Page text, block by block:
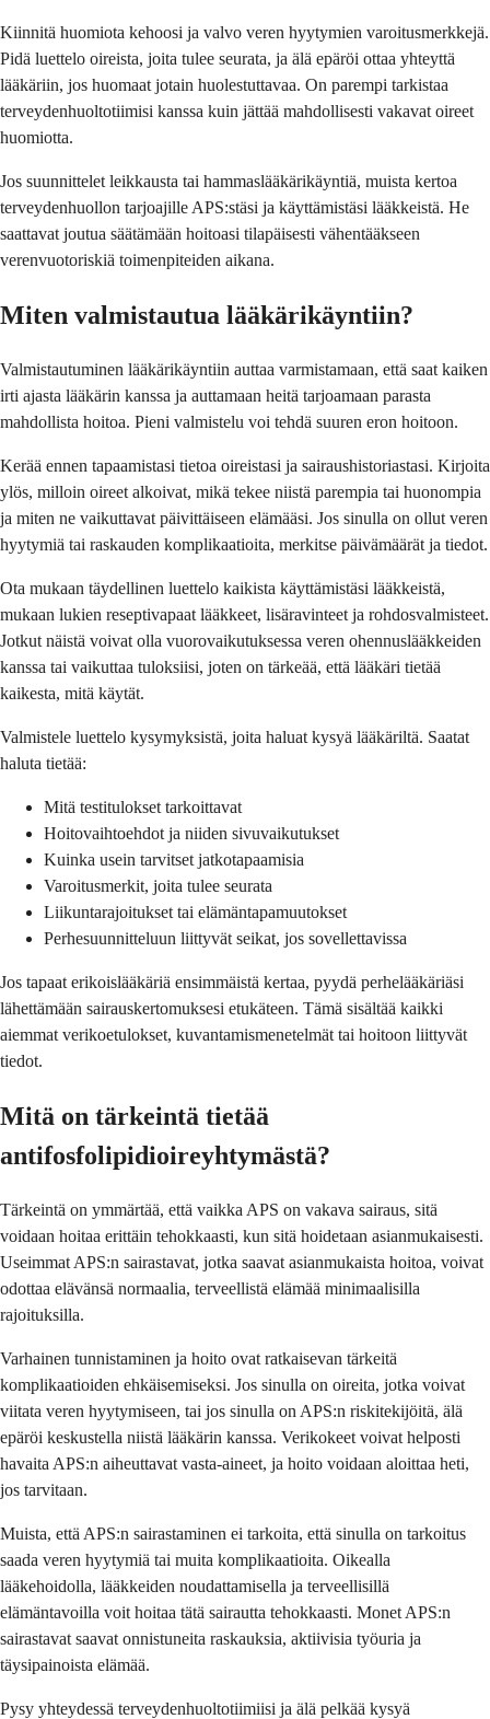
Kiinnitä huomiota kehoosi ja valvo veren hyytymien varoitusmerkkejä.
Pidä luettelo oireista, joita tulee seurata, ja älä epäröi ottaa yhteyttä
lääkäriin, jos huomaat jotain huolestuttavaa. On parempi tarkistaa
terveydenhuoltotiimisi kanssa kuin jättää mahdollisesti vakavat oireet
huomiotta.
Jos suunnittelet leikkausta tai hammaslääkärikäyntiä, muista kertoa
terveydenhuollon tarjoajille APS:stäsi ja käyttämistäsi lääkkeistä. He
saattavat joutua säätämään hoitoasi tilapäisesti vähentääkseen
verenvuotoriskiä toimenpiteiden aikana.
Miten valmistautua lääkärikäyntiin?
Valmistautuminen lääkärikäyntiin auttaa varmistamaan, että saat kaiken
irti ajasta lääkärin kanssa ja auttamaan heitä tarjoamaan parasta
mahdollista hoitoa. Pieni valmistelu voi tehdä suuren eron hoitoon.
Kerää ennen tapaamistasi tietoa oireistasi ja sairaushistoriastasi. Kirjoita
ylös, milloin oireet alkoivat, mikä tekee niistä parempia tai huonompia
ja miten ne vaikuttavat päivittäiseen elämääsi. Jos sinulla on ollut veren
hyytymiä tai raskauden komplikaatioita, merkitse päivämäärät ja tiedot.
Ota mukaan täydellinen luettelo kaikista käyttämistäsi lääkkeistä,
mukaan lukien reseptivapaat lääkkeet, lisäravinteet ja rohdosvalmisteet.
Jotkut näistä voivat olla vuorovaikutuksessa veren ohennuslääkkeiden
kanssa tai vaikuttaa tuloksiisi, joten on tärkeää, että lääkäri tietää
kaikesta, mitä käytät.
Valmistele luettelo kysymyksistä, joita haluat kysyä lääkäriltä. Saatat
haluta tietää:
Mitä testitulokset tarkoittavat
Hoitovaihtoehdot ja niiden sivuvaikutukset
Kuinka usein tarvitset jatkotapaamisia
Varoitusmerkit, joita tulee seurata
Liikuntarajoitukset tai elämäntapamuutokset
Perhesuunnitteluun liittyvät seikat, jos sovellettavissa
Jos tapaat erikoislääkäriä ensimmäistä kertaa, pyydä perhelääkäriäsi
lähettämään sairauskertomuksesi etukäteen. Tämä sisältää kaikki
aiemmat verikoetulokset, kuvantamismenetelmät tai hoitoon liittyvät
tiedot.
Mitä on tärkeintä tietää
antifosfolipidioireyhtymästä?
Tärkeintä on ymmärtää, että vaikka APS on vakava sairaus, sitä
voidaan hoitaa erittäin tehokkaasti, kun sitä hoidetaan asianmukaisesti.
Useimmat APS:n sairastavat, jotka saavat asianmukaista hoitoa, voivat
odottaa elävänsä normaalia, terveellistä elämää minimaalisilla
rajoituksilla.
Varhainen tunnistaminen ja hoito ovat ratkaisevan tärkeitä
komplikaatioiden ehkäisemiseksi. Jos sinulla on oireita, jotka voivat
viitata veren hyytymiseen, tai jos sinulla on APS:n riskitekijöitä, älä
epäröi keskustella niistä lääkärin kanssa. Verikokeet voivat helposti
havaita APS:n aiheuttavat vasta-aineet, ja hoito voidaan aloittaa heti,
jos tarvitaan.
Muista, että APS:n sairastaminen ei tarkoita, että sinulla on tarkoitus
saada veren hyytymiä tai muita komplikaatioita. Oikealla
lääkehoidolla, lääkkeiden noudattamisella ja terveellisillä
elämäntavoilla voit hoitaa tätä sairautta tehokkaasti. Monet APS:n
sairastavat saavat onnistuneita raskauksia, aktiivisia työuria ja
täysipainoista elämää.
Pysy yhteydessä terveydenhuoltotiimiisi ja älä pelkää kysyä